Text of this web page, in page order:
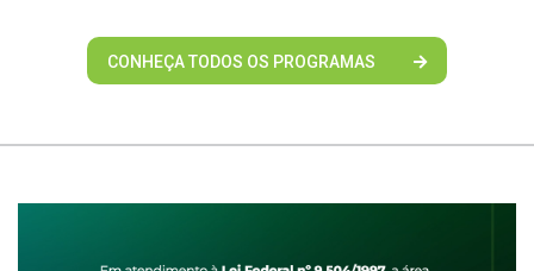
CONHEÇA TODOS OS PROGRAMAS